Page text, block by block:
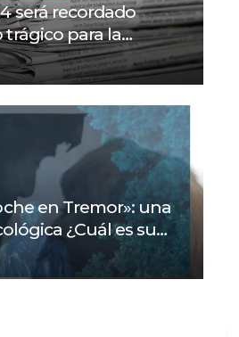
será recordado
para la
Un tercio de los
por Israel
en Tremor»: una
¿Cuál es su